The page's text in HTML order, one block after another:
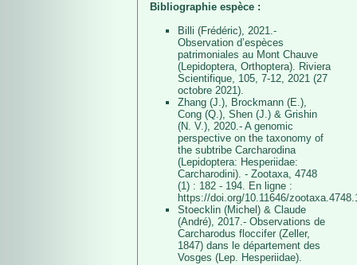
Bibliographie espèce :
Billi (Frédéric), 2021.-
Observation d’espèces
patrimoniales au Mont Chauve
(Lepidoptera, Orthoptera). Riviera
Scientifique, 105, 7-12, 2021 (27
octobre 2021).
Zhang (J.), Brockmann (E.),
Cong (Q.), Shen (J.) & Grishin
(N. V.), 2020.- A genomic
perspective on the taxonomy of
the subtribe Carcharodina
(Lepidoptera: Hesperiidae:
Carcharodini). - Zootaxa, 4748
(1) : 182 - 194. En ligne :
https://doi.org/10.11646/
Stoecklin (Michel) & Claude
(André), 2017.- Observations de
Carcharodus floccifer (Zeller,
1847) dans le département des
Vosges (Lep. Hesperiidae).